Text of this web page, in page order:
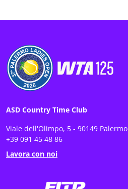
ASD Country Time Club
Viale dell'Olimpo, 5 - 90149 Palermo
+39 091 45 48 86
Lavora con noi